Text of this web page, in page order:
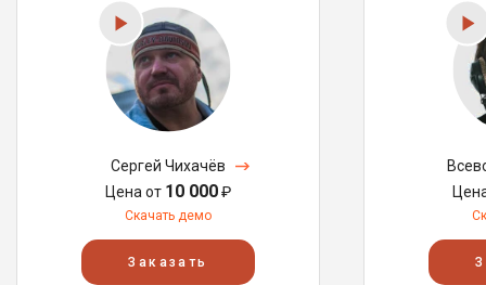
Сергей Чихачёв
Цена от 10 000₽
Скачать демо
Заказать